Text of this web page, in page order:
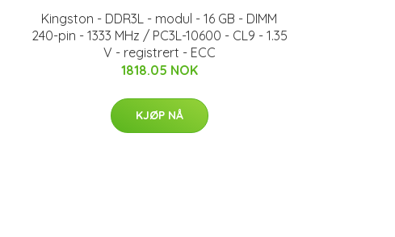
Kingston - DDR3L - modul - 16 GB - DIMM
240-pin - 1333 MHz / PC3L-10600 - CL9 - 1.35
V - registrert - ECC
1818.05 NOK
KJØP NÅ